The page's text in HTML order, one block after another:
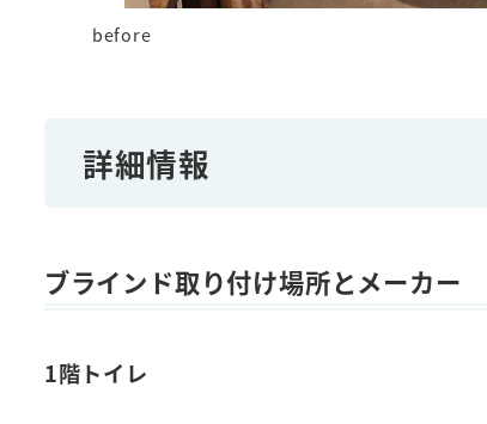
before
詳細情報
ブラインド取り付け場所とメーカー
1階トイレ